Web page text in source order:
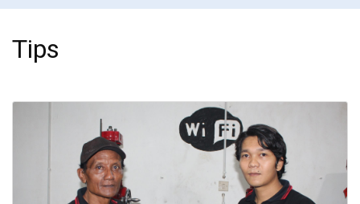
Tips